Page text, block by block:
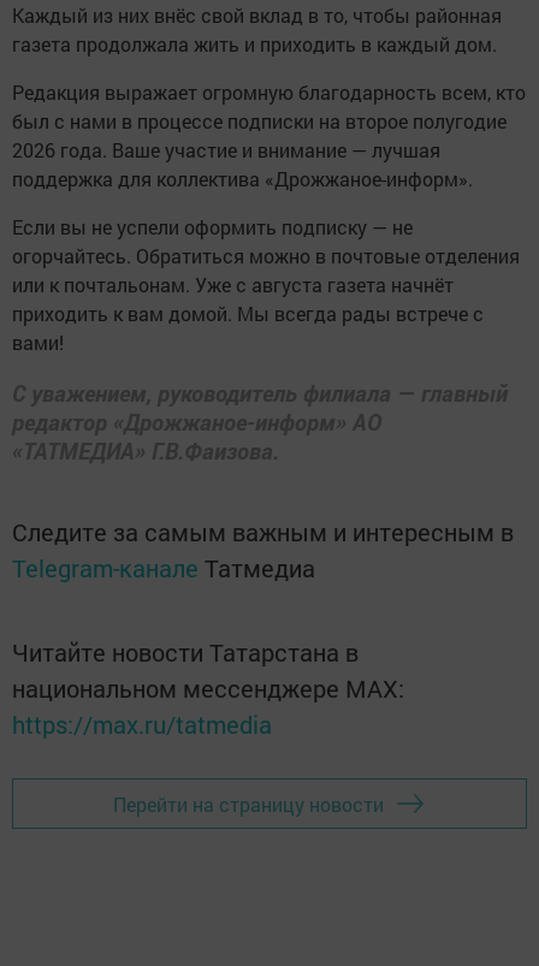
Каждый из них внёс свой вклад в то, чтобы районная
газета продолжала жить и приходить в каждый дом.
Редакция выражает огромную благодарность всем, кто
был с нами в процессе подписки на второе полугодие
2026 года. Ваше участие и внимание — лучшая
поддержка для коллектива «Дрожжаное-информ».
Если вы не успели оформить подписку — не
огорчайтесь. Обратиться можно в почтовые отделения
или к почтальонам. Уже с августа газета начнёт
приходить к вам домой. Мы всегда рады встрече с
вами!
С уважением, руководитель филиала — главный
редактор «Дрожжаное-информ» АО
«ТАТМЕДИА» Г.В.Фаизова.
Следите за самым важным и интересным в
Telegram-канале Татмедиа
Читайте новости Татарстана в
национальном мессенджере MАХ:
https://max.ru/tatmedia
Перейти на страницу новости